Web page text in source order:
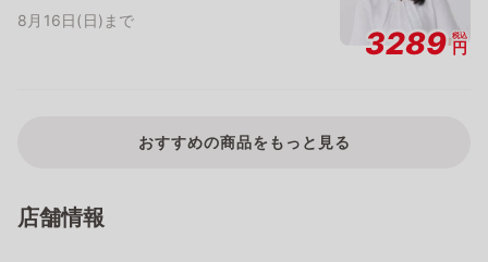
8月16日(日)まで
3289 税込
円
おすすめの商品をもっと見る
店舗情報